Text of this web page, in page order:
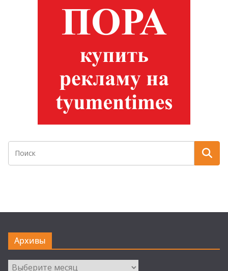
Архивы
Архивы